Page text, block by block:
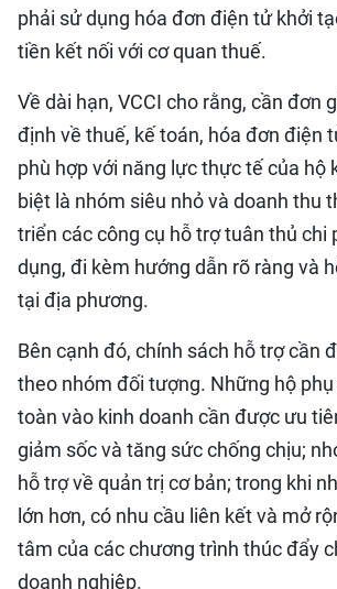
phải sử dụng hóa đơn điện tử khởi
tiền kết nối với cơ quan thuế.
Về dài hạn, VCCI cho rằng, cần đơn
định về thuế, kế toán, hóa đơn điện
phù hợp với năng lực thực tế của hộ
biệt là nhóm siêu nhỏ và doanh thu
triển các công cụ hỗ trợ tuân thủ chi
dụng, đi kèm hướng dẫn rõ ràng và
tại địa phương.
Bên cạnh đó, chính sách hỗ trợ cần
theo nhóm đối tượng. Những hộ
toàn vào kinh doanh cần được ưu
giảm sốc và tăng sức chống chịu;
hỗ trợ về quản trị cơ bản; trong khi
lớn hơn, có nhu cầu liên kết và mở
tâm của các chương trình thúc đẩy
doanh nghiệp.